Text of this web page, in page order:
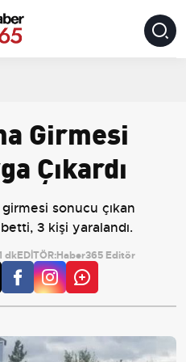
Girmesi
Çıkardı
sonucu çıkan
3 kişi yaralandı.
dkEDİTÖR:Haber365 Editör